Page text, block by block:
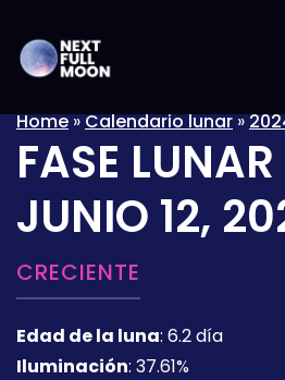
Home»Calendario lunar»
FASE
JUNIO 12,
CRECIENTE
Edad de la luna: 6.2 día
Iluminación: 37.61%